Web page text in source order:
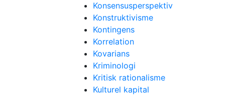
Konsensusperspektiv
Konstruktivisme
Kontingens
Korrelation
Kovarians
Kriminologi
Kritisk rationalisme
Kulturel kapital